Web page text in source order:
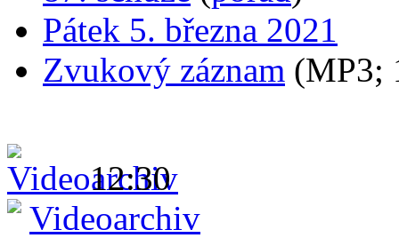
Pátek 5. března 2021
Zvukový záznam (MP3;
12:30
Videoarchiv